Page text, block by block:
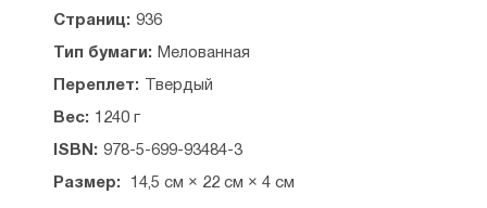
«Покоритель Зари», или Плавание на край света
Серебряное кресло
Страниц: 936
Тип бумаги: Мелованная
Переплет: Твердый
Вес: 1240 г
ISBN: 978-5-699-93484-3
Размер: 14,5 см × 22 см × 4 см